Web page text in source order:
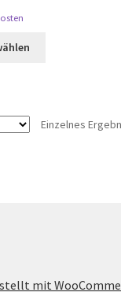
auf.
Einzelnes
mit